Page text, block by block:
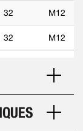
32 M12
32 M12